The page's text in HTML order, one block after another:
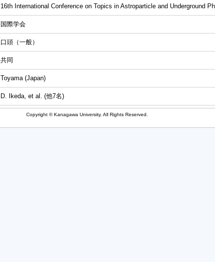
16th International Conference on Topics in Astroparticle and Underground
国際学会
口頭（一般）
共同
Toyama (Japan)
D. Ikeda, et al. (他7名)
Copyright © Kanagawa University. All Rights Reserved.